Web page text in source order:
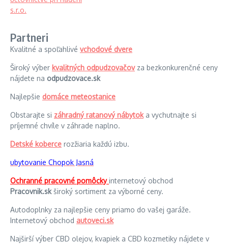
Partneri
Kvalitné a spoľahlivé vchodové dvere
Široký výber kvalitných odpudzovačovza bezkonkurenčné ceny
nájdete na odpudzovace.sk
Najlepšie domáce meteostanice
Obstarajte si záhradný ratanový nábytoka vychutnajte si
príjemné chvíle v záhrade naplno.
Detské koberce rozžiaria každú izbu.
ubytovanie Chopok Jasná
Ochranné pracovné pomôckyinternetový obchod
Pracovnik.skširoký sortiment za výborné ceny.
Autodoplnky za najlepšie ceny priamo do vašej garáže.
Internetový obchod autoveci.sk
Najširší výber CBD olejov, kvapiek a CBD kozmetiky nájdete v